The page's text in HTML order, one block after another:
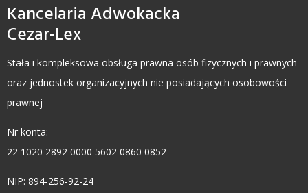
Kancelaria Adwokacka
Cezar-Lex
Stała i kompleksowa obsługa prawna osób fizycznych i prawnych
oraz jednostek organizacyjnych nie posiadających osobowości
prawnej
Nr konta:
22 1020 2892 0000 5602 0860 0852
NIP: 894-256-92-24